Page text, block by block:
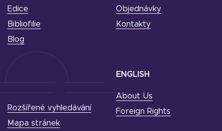
Edice
Bibliofilie
Blog
Objednávky
Kontakty
ENGLISH
About Us
Foreign Rights
Rozšířené vyhledávání
Mapa stránek